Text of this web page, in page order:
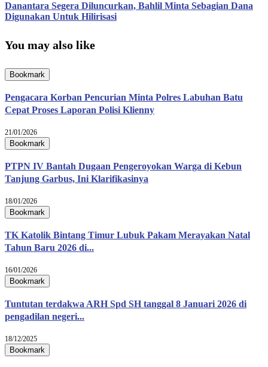
Danantara Segera Diluncurkan, Bahlil Minta Sebagian Dana
Digunakan Untuk Hilirisasi
You may also like
Bookmark
Pengacara Korban Pencurian Minta Polres Labuhan Batu
Cepat Proses Laporan Polisi Klienny
21/01/2026
Bookmark
PTPN IV Bantah Dugaan Pengeroyokan Warga di Kebun
Tanjung Garbus, Ini Klarifikasinya
18/01/2026
Bookmark
TK Katolik Bintang Timur Lubuk Pakam Merayakan Natal
Tahun Baru 2026 di...
16/01/2026
Bookmark
Tuntutan terdakwa ARH Spd SH tanggal 8 Januari 2026 di
pengadilan negeri...
18/12/2025
Bookmark